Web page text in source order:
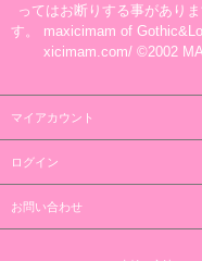
ってはお断りする事があり
す。 maxicimam of
xicimam.com/ ©2002
マイアカウント
ログイン
お問い合わせ